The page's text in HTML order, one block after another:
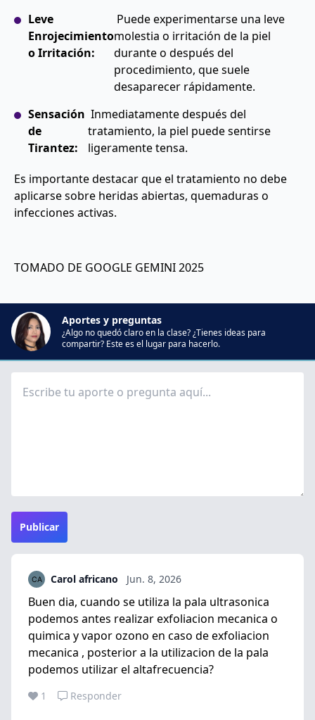
Leve
Enrojecimiento
o Irritación:
Puede experimentarse una leve
molestia o irritación de la piel
durante o después del
procedimiento, que suele
desaparecer rápidamente.
Sensación
de
Tirantez:
Inmediatamente después del
tratamiento, la piel puede sentirse
ligeramente tensa.
Es importante destacar que el tratamiento no debe
aplicarse sobre heridas abiertas, quemaduras o
infecciones activas.
TOMADO DE GOOGLE GEMINI 2025
Aportes y preguntas
¿Algo no quedó claro en la clase? ¿Tienes ideas para
compartir? Este es el lugar para hacerlo.
Publicar
Carol africano Jun. 8, 2026
Buen dia, cuando se utiliza la pala ultrasonica
podemos antes realizar exfoliacion mecanica o
quimica y vapor ozono en caso de exfoliacion
mecanica , posterior a la utilizacion de la pala
podemos utilizar el altafrecuencia?
1 Responder